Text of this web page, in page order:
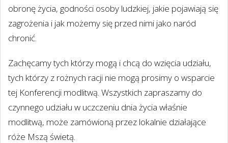
obronę życia, godności osoby ludzkiej, jakie pojawiają się
zagrożenia i jak możemy się przed nimi jako naród
chronić.
Zachęcamy tych którzy mogą i chcą do wzięcia udziału,
tych którzy z rożnych racji nie mogą prosimy o wsparcie
tej Konferencji modlitwą. Wszystkich zapraszamy do
czynnego udziału w uczczeniu dnia życia właśnie
modlitwą, może zamówioną przez lokalnie działające
róże Mszą świetą.